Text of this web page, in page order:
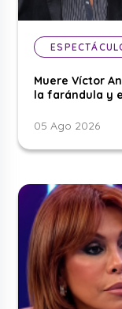
Muere Víctor
la farándula y
05 Ago 2026